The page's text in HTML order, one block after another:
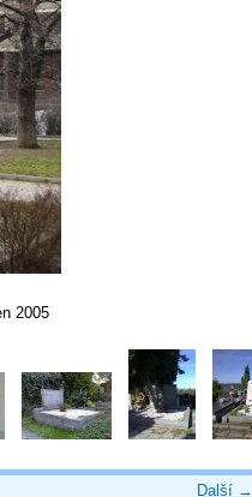
2005
Další →